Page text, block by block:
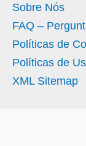
Sobre Nós
FAQ –
Políticas de
Políticas de
XML Sitemap